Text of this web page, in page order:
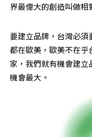
界最偉大的創造叫做相
要建立品牌，台灣必
都在歐美，歐美不在
家，我們就有機會建
機會最大。